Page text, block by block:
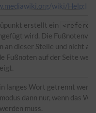
wiki/
erstellt ein
wird. Die
an dieser Stelle und nicht
Fußnoten auf der Seite
langes Wort getrennt
dann nur, wenn das
muss.